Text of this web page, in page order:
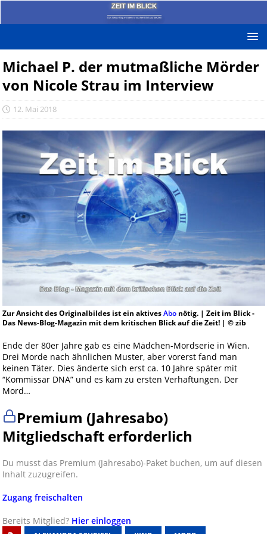
ZEIT IM BLICK
Das News-Blog mit dem kritischen Blick auf die Zeit!
Michael P. der mutmaßliche Mörder
von Nicole Strau im Interview
12. Mai 2018
Zur Ansicht des Originalbildes ist ein aktivesAbonötig. | Zeit im Blick -
Das News-Blog-Magazin mit dem kritischen Blick auf die Zeit! | © zib
Ende der 80er Jahre gab es eine Mädchen-Mordserie in Wien.
Drei Morde nach ähnlichen Muster, aber vorerst fand man
keinen Täter. Dies änderte sich erst ca. 10 Jahre später mit
“Kommissar DNA” und es kam zu ersten Verhaftungen. Der
Mord…
Premium (Jahresabo)
Mitgliedschaft erforderlich
Du musst das Premium (Jahresabo)-Paket buchen, um auf diesen
Inhalt zuzugreifen.
Zugang freischalten
Bereits Mitglied? Hier einloggen